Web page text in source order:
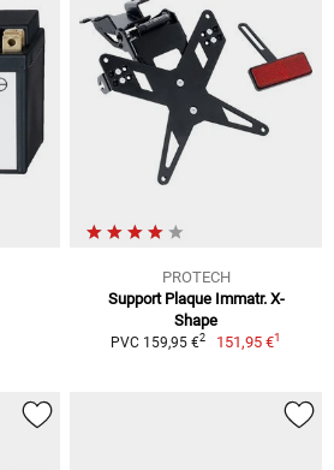
PROTECH
Support Plaque Immatr. X-
Shape
PVC 159,95 €2 151,95 €1